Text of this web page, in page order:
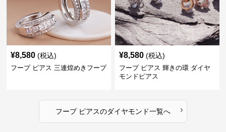
¥8,580 (税込)
フープ ピアス 三連煌めきフープ
¥8,580 (税込)
フープ ピアス 輝きの環 ダイヤ
モンドピアス
フープ ピアスのダイヤモンド一覧へ ›